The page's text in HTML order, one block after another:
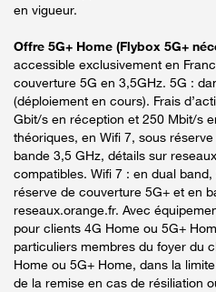
en vigueur.
Offre 5G+ Home (Flybox 5G+
accessible exclusivement en
couverture 5G en 3,5GHz. 5G :
(déploiement en cours). Frais
Gbit/s en réception et 250 Mbit/s
théoriques, en Wifi 7, sous
bande 3,5 GHz, détails sur
compatibles. Wifi 7 : en dual
réserve de couverture 5G+ et en
reseaux.orange.fr. Avec
pour clients 4G Home ou 5G+
particuliers membres du foyer du
Home ou 5G+ Home, dans la
de la remise en cas de résiliation